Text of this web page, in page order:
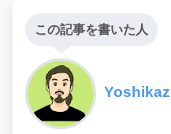
この記事を書いた人